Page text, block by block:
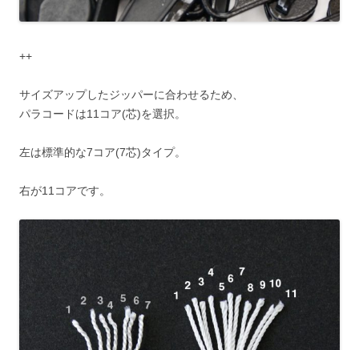
++
サイズアップしたジッパーに合わせるため、
パラコードは11コア(芯)を選択。
左は標準的な7コア(7芯)タイプ。
右が11コアです。